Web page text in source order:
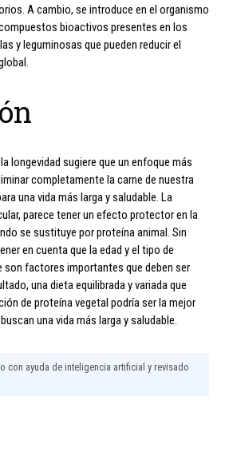
A cambio, se introduce en el organismo
bioactivos presentes en los
y leguminosas que pueden reducir el
longevidad sugiere que un enfoque más
completamente la carne de nuestra
una vida más larga y saludable. La
parece tener un efecto protector en la
se sustituye por proteína animal. Sin
en cuenta que la edad y el tipo de
factores importantes que deben ser
una dieta equilibrada y variada que
de proteína vegetal podría ser la mejor
una vida más larga y saludable.
con ayuda de inteligencia artificial y revisado